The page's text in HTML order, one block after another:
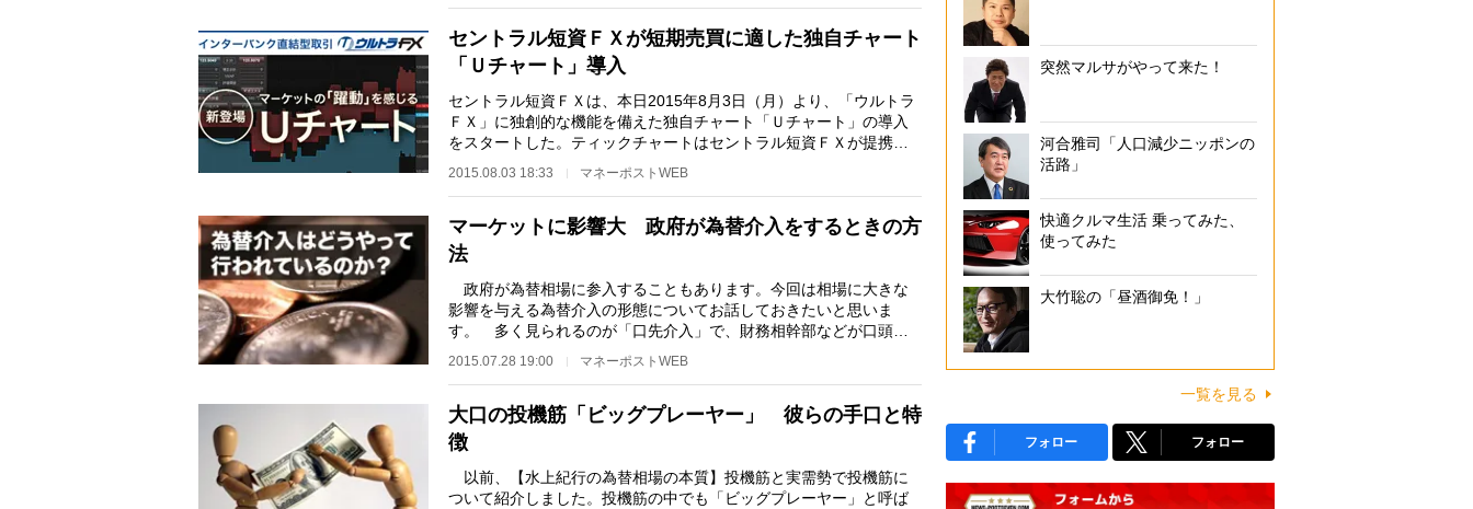
セントラル短資ＦＸが短期売買に適した独自チャート
「Ｕチャート」導入
セントラル短資ＦＸは、本日2015年8月3日（月）より、「ウルトラ
ＦＸ」に独創的な機能を備えた独自チャート「Ｕチャート」の導入
をスタートした。ティックチャートはセントラル短資ＦＸが提携す
2015.08.03 18:33 マネーポストWEB
マーケットに影響大 政府が為替介入をするときの方
法
政府が為替相場に参入することもあります。今回は相場に大きな
影響を与える為替介入の形態についてお話しておきたいと思いま
す。 多く見られるのが「口先介入」で、財務相幹部などが口頭で
2015.07.28 19:00 マネーポストWEB
大口の投機筋「ビッグプレーヤー」 彼らの手口と特
徴
以前、【水上紀行の為替相場の本質】投機筋と実需勢で投機筋に
ついて紹介しました。投機筋の中でも「ビッグプレーヤー」と呼ば
突然マルサがやって来た！
河合雅司「人口減少ニッポンの
活路」
快適クルマ生活 乗ってみた、
使ってみた
大竹聡の「昼酒御免！」
一覧を見る
フォロー フォロー